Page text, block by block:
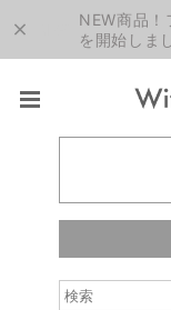
NEW商品
を開始しま